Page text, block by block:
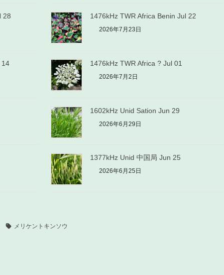
28 1476kHz TWR Africa Benin Jul 22
2026年7月23日
14 1476kHz TWR Africa ? Jul 01
2026年7月2日
1602kHz Unid Sation Jun 29
2026年6月29日
1377kHz Unid 中国局 Jun 25
2026年6月25日
メリケントキンソウ